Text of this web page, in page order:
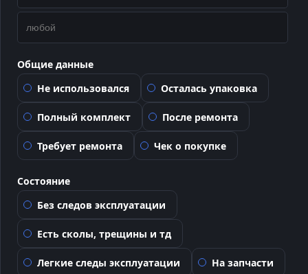
Общие данные
Не использовался
Осталась упаковка
Полный комплект После ремонта
Требует ремонта Чек о покупке
Состояние
Без следов эксплуатации
Есть сколы, трещины и тд
Легкие следы эксплуатации На запчасти